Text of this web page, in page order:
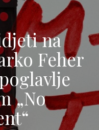
na
Feher
„No